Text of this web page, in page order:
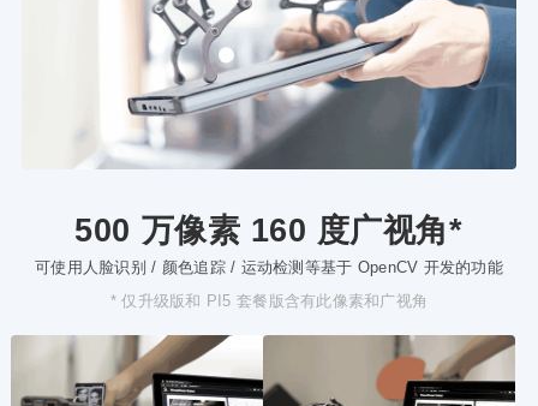
500 万像素 160 度广视角*
可使用人脸识别 / 颜色追踪 / 运动检测等基于 OpenCV 开发的功能
* 仅升级版和 PI5 套餐版含有此像素和广视角